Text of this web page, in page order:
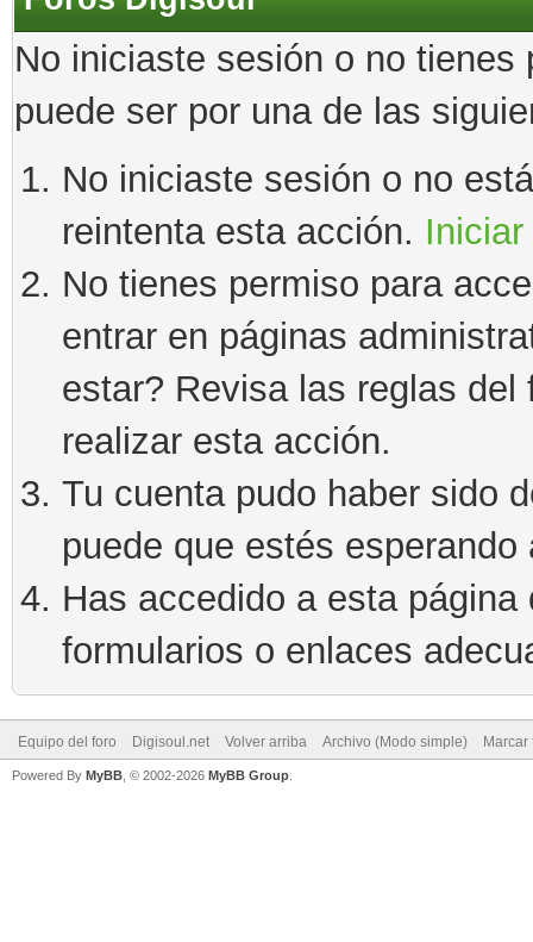
No iniciaste sesión o no
puede ser por una de las
No iniciaste sesión o no
reintenta esta acción.
No tienes permiso para
entrar en páginas
estar? Revisa las reglas
realizar esta acción.
Tu cuenta pudo haber sido
puede que estés esperando
Has accedido a esta
formularios o enlaces
Equipo del foro Digisoul.net Volver arriba Archivo (Modo simple)
Powered By MyBB , © 2002-2026 MyBB Group